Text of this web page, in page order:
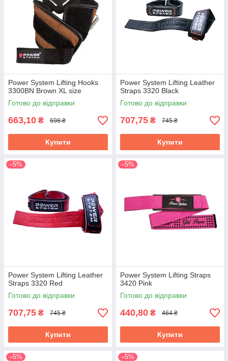
Power System Lifting Hooks
3300BN Brown XL size
Готово до відправки
663,10 ₴ 698 ₴
Купити
Power System Lifting Leather
Straps 3320 Black
Готово до відправки
707,75 ₴ 745 ₴
Купити
–5%
Power System Lifting Leather
Straps 3320 Red
Готово до відправки
707,75 ₴ 745 ₴
Купити
–5%
Power System Lifting Straps
3420 Pink
Готово до відправки
440,80 ₴ 464 ₴
Купити
–5% –5%